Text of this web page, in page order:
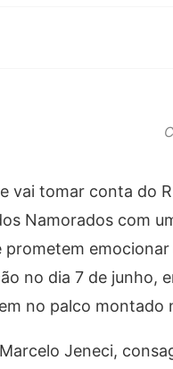
vai tomar conta do
Namorados com
prometem
no dia 7 de junho,
no palco montado
Jeneci,